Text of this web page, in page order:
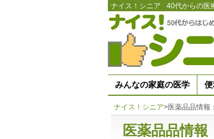
ナイス！シニア 40代からの医
みんなの家庭の医学
ナイス！シニア>医薬品品情報
医薬品品情